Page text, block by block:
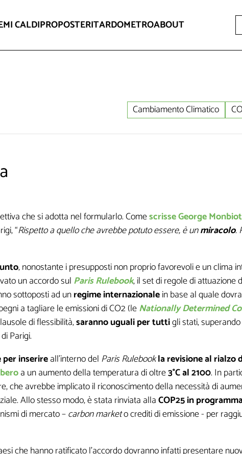
CALDIPROPOSTERITARDOMETROABOUT
Cambiamento Climatico
che si adotta nel formularlo. ComescrisseGeorge Monbiot
“Rispetto a quello che avrebbe potuto essere, è unmiracolo.
, nonostante i presupposti non proprio favorevoli e un clima
un accordo sulParis Rulebook, il set di regole di attuazione
sottoposti ad unregime internazionalein base al quale
a tagliare le emissioni di CO2 (leNationally Determined
di flessibilità,saranno uguali per tuttigli stati,
Parigi.
per inserireall’interno del Paris Rulebookla revisione al rialzo
a un aumento della temperatura di oltre3°C al 2100. In
che avrebbe implicato il riconoscimento della necessità di
Allo stesso modo, è stata rinviata allaCOP25 in
di mercato –carbon marketo crediti di emissione - per
che hanno ratificato l’accordo dovranno infatti presentare